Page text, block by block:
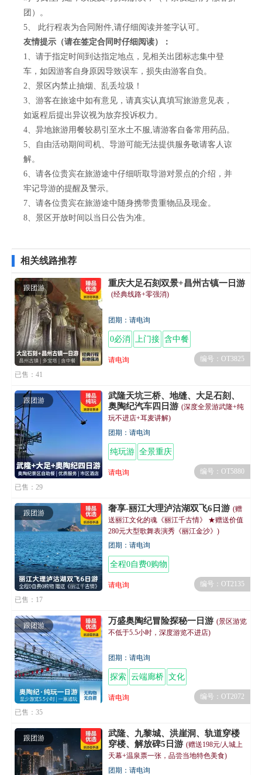
团）。
5、 此行程表为合同附件,请仔细阅读并签字认可。
友情提示（请在签定合同时仔细阅读）：
1、请于指定时间到达指定地点，见相关出团标志集中登
车，如因游客自身原因导致误车，损失由游客自负。
2、景区内禁止抽烟、乱丢垃圾！
3、游客在旅途中如有意见，请真实认真填写旅游意见表，
如返程后提出异议视为放弃投诉权力。
4、异地旅游用餐较易引至水土不服,请游客自备常用药品。
5、自由活动期间司机、导游可能无法提供服务敬请客人谅
解。
6、请各位贵宾在旅游途中仔细听取导游对景点的介绍，并
牢记导游的提醒及警示。
7、请各位贵宾在旅游途中随身携带贵重物品及现金。
8、景区开放时间以当日公告为准。
相关线路推荐
跟团游 重庆大足石刻双景+昌州古镇一日游
(经典线路+零强消)
团期：请电询
0必消 上门接 含中餐
请电询
编号：OT3825
已售：41
跟团游
武隆天坑三桥、地缝、大足石刻、
奥陶纪汽车四日游 (深度全景游武隆+纯
玩不进店+耳麦讲解)
团期：请电询
纯玩游 全景重庆
请电询
编号：OT5880
已售：29
跟团游 奢享-丽江大理泸沽湖双飞6日游 (赠
送丽江文化的魂《丽江千古情》 ★赠送价值
280元大型歌舞表演秀《丽江金沙》)
团期：请电询
全程0自费0购物
请电询
编号：OT2135
已售：17
跟团游 万盛奥陶纪冒险探秘一日游 (景区游览
不低于5.5小时，深度游览不进店)
团期：请电询
探索 云端廊桥 文化
请电询
编号：OT2072
已售：35
跟团游
武隆、九黎城、洪崖洞、轨道穿楼
穿楼、解放碑5日游 (赠送198元/人城上
天幕+温泉票一张，品尝当地特色美食)
团期：请电询